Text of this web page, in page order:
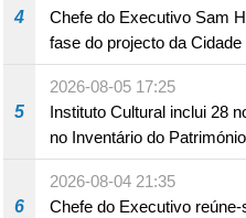
4
Chefe do Executivo Sam
fase do projecto da
Educação Internacional
5
2026-08-05 17:25
Instituto Cultural inclui 28
no Inventário do
6
2026-08-04 21:35
Chefe do Executivo